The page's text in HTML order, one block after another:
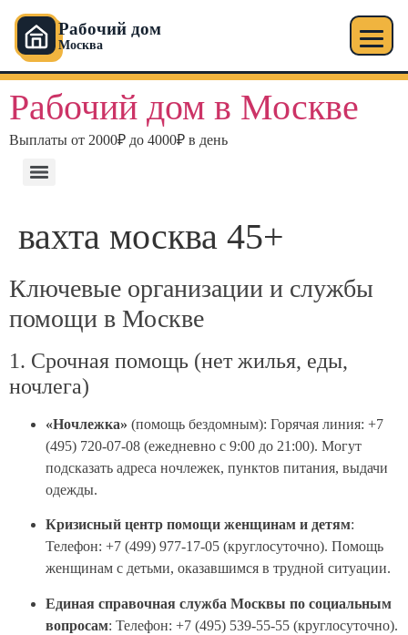
Рабочий дом
Москва
Рабочий дом в Москве
Выплаты от 2000₽ до 4000₽ в день
вахта москва 45+
Ключевые организации и службы
помощи в Москве
1. Срочная помощь (нет жилья, еды,
ночлега)
«Ночлежка» (помощь бездомным): Горячая линия: +7
(495) 720-07-08 (ежедневно с 9:00 до 21:00). Могут
подсказать адреса ночлежек, пунктов питания, выдачи
одежды.
Кризисный центр помощи женщинам и детям:
Телефон: +7 (499) 977-17-05 (круглосуточно). Помощь
женщинам с детьми, оказавшимся в трудной ситуации.
Единая справочная служба Москвы по социальным
вопросам: Телефон: +7 (495) 539-55-55 (круглосуточно).